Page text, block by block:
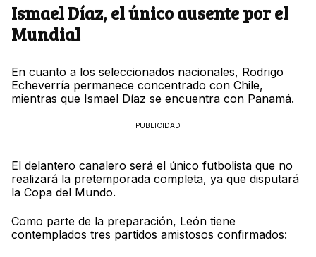
Ismael Díaz, el único ausente por el
Mundial
En cuanto a los seleccionados nacionales, Rodrigo
Echeverría permanece concentrado con Chile,
mientras que Ismael Díaz se encuentra con Panamá.
PUBLICIDAD
El delantero canalero será el único futbolista que no
realizará la pretemporada completa, ya que disputará
la Copa del Mundo.
Como parte de la preparación, León tiene
contemplados tres partidos amistosos confirmados: